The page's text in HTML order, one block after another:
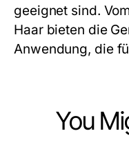
geeignet sind.
Haar bieten die
Anwendung, die
You